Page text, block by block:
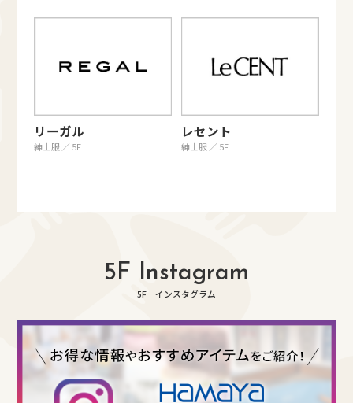
リーガル
紳士服 ／ 5F
レセント
紳士服 ／ 5F
5F Instagram
5F インスタグラム